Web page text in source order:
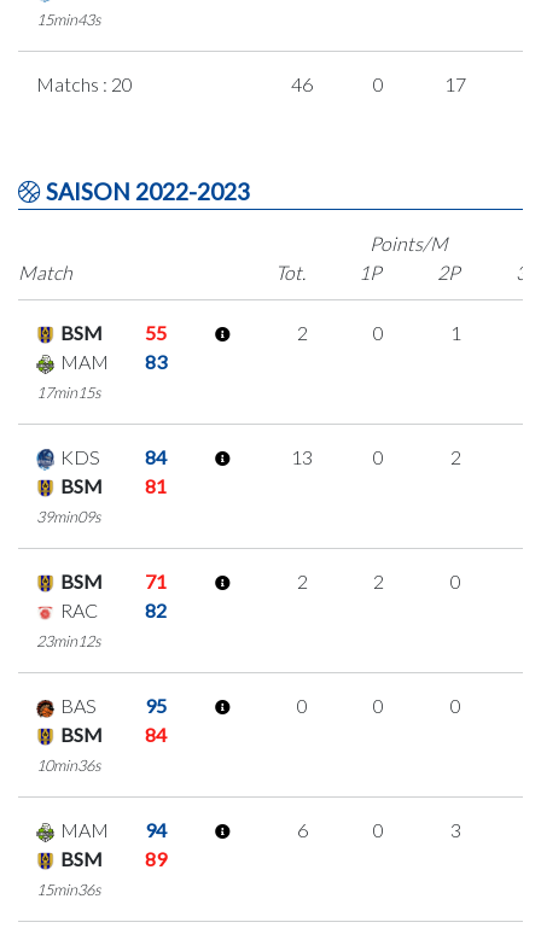
15min43s
Matchs : 20 46 0 17
SAISON 2022-2023
Match
Points/M
Tot.
1P 2P 3P
BSM
55
MAM
83
17min15s
2 0 1
KDS
84
BSM
81
39min09s
13 0 2
BSM
71
RAC
82
23min12s
2 2 0
BAS
95
BSM
84
10min36s
0 0 0
MAM
94
BSM
89
15min36s
6 0 3